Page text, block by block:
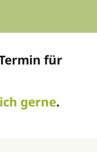
für
gerne.